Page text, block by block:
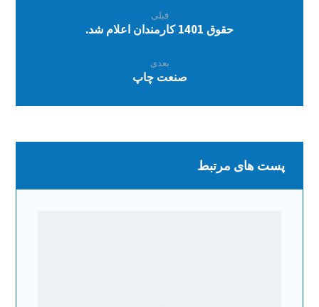
قبلی
حقوق 1401 کارمندان اعلام شد.
بعدی
صنعت چاپ
پست های مرتبط